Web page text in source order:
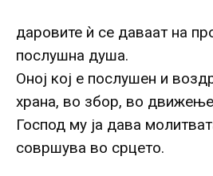
даровите ѝ се даваат на
послушна душа.
Оној кој е послушен и
храна, во збор, во
Господ му ја дава
совршува во срцето.